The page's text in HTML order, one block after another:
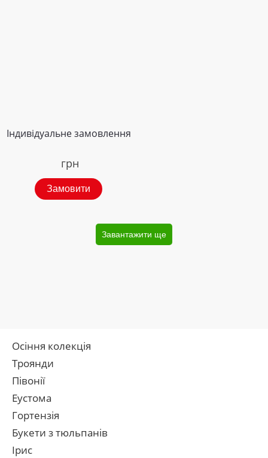
Індивідуальне замовлення
грн
Замовити
Завантажити ще
Осіння колекція
Троянди
Півонії
Еустома
Гортензія
Букети з тюльпанів
Ірис